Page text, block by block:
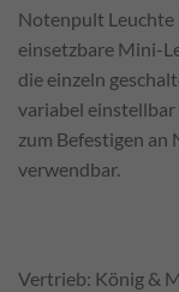
Notenpult
einsetzbare Mini-
die einzeln
variabel
zum Befestigen an
verwendbar.
Vertrieb: König &